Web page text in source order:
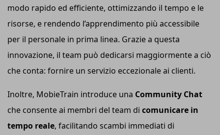
modo rapido ed efficiente, ottimizzando il tempo e le
risorse, e rendendo l’apprendimento più accessibile
per il personale in prima linea. Grazie a questa
innovazione, il team può dedicarsi maggiormente a ciò
che conta: fornire un servizio eccezionale ai clienti.
Inoltre, MobieTrain introduce una Community Chat
che consente ai membri del team di comunicare in
tempo reale, facilitando scambi immediati di